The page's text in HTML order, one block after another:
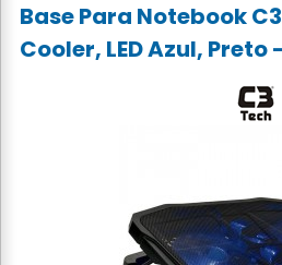
Base Para Notebook
Cooler, LED Azul, Preto